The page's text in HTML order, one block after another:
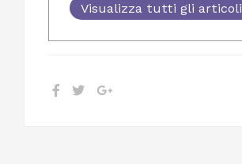
Visualizza tutti gli articoli